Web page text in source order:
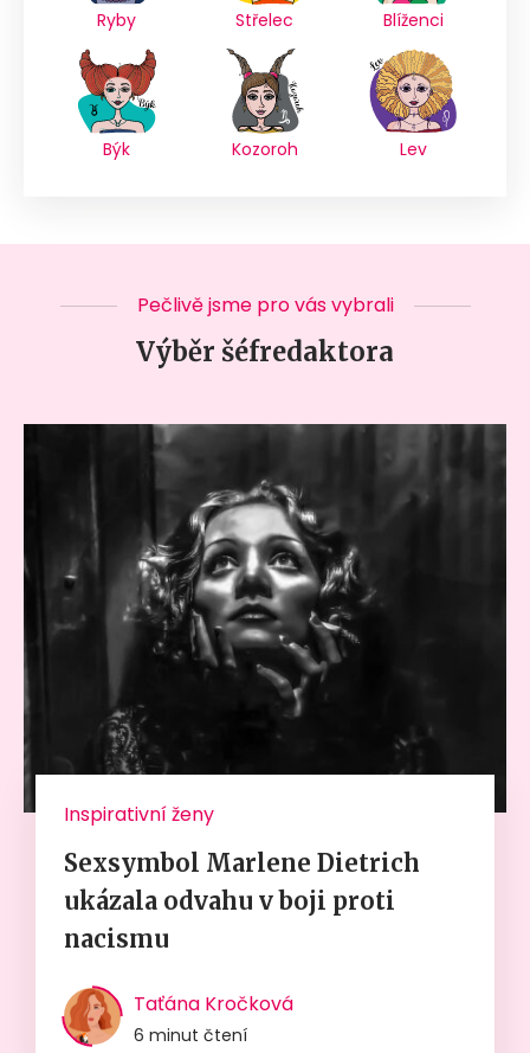
Ryby Střelec Blíženci
Býk Kozoroh Lev
Pečlivě jsme pro vás vybrali
Výběr šéfredaktora
Inspirativní ženy
Sexsymbol Marlene Dietrich
ukázala odvahu v boji proti
nacismu
Taťána Kročková
6 minut čtení